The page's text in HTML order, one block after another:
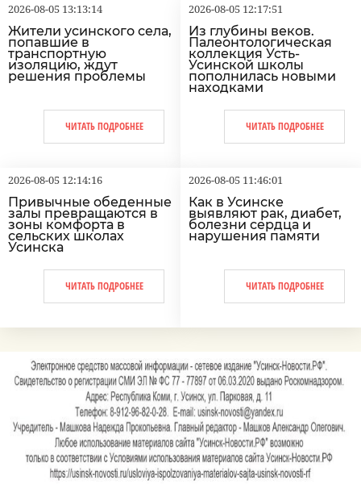
2026-08-05 13:13:14
Жители усинского села,
попавшие в
транспортную
изоляцию, ждут
решения проблемы
ЧИТАТЬ ПОДРОБНЕЕ
2026-08-05 12:17:51
Из глубины веков.
Палеонтологическая
коллекция Усть-
Усинской школы
пополнилась новыми
находками
ЧИТАТЬ ПОДРОБНЕЕ
2026-08-05 12:14:16
Привычные обеденные
залы превращаются в
зоны комфорта в
сельских школах
Усинска
ЧИТАТЬ ПОДРОБНЕЕ
2026-08-05 11:46:01
Как в Усинске
выявляют рак, диабет,
болезни сердца и
нарушения памяти
ЧИТАТЬ ПОДРОБНЕЕ